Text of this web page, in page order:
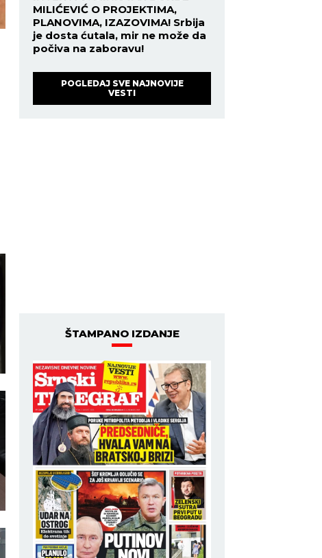
MILIĆEVIĆ O PROJEKTIMA,
PLANOVIMA, IZAZOVIMA! Srbija
je dosta ćutala, mir ne može da
počiva na zaboravu!
POGLEDAJ SVE NAJNOVIJE
VESTI
ŠTAMPANO IZDANJE